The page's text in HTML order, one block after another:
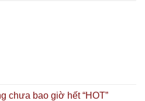
chưa bao giờ hết “HOT”